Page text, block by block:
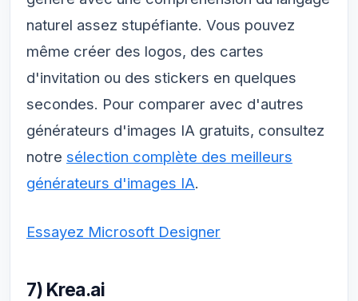
naturel assez stupéfiante. Vous pouvez
même créer des logos, des cartes
d'invitation ou des stickers en quelques
secondes. Pour comparer avec d'autres
générateurs d'images IA gratuits, consultez
notre sélection complète des meilleurs
générateurs d'images IA.
Essayez Microsoft Designer
7) Krea.ai